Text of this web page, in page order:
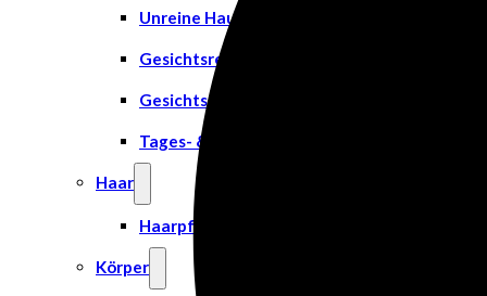
Unreine Haut & Akne
Gesichtsreinigung
Gesichtsserum
Tages- & Feuchtigkeitscremes
Haar
Haarpflege
Körper